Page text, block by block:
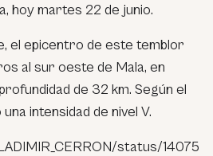
hoy martes 22 de junio.
el epicentro de este temblor
al sur oeste de Mala, en
de 32 km. Según el
intensidad de nivel V.
status/14075